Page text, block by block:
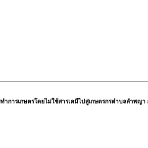
การเกษตรโดยไม่ใช้สารเคมีไปสู่เกษตรกรตำบลลำพญา